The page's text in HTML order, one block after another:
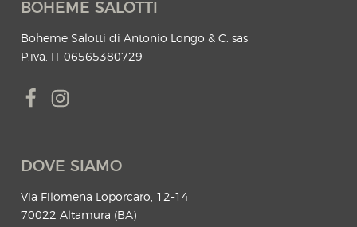
BOHEME SALOTTI
Boheme Salotti di Antonio Longo & C. sas
P.iva. IT 06565380729
DOVE SIAMO
Via Filomena Loporcaro, 12-14
70022 Altamura (BA)